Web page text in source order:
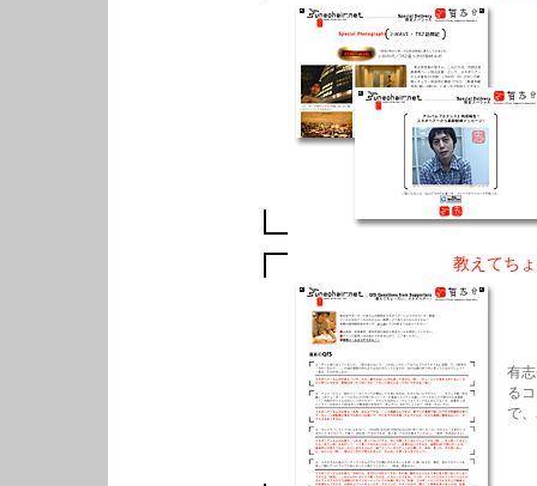
教えてち
有
る
で